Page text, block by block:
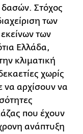
δασών. Στόχος
των
των
Ελλάδα,
κλιματική
χωρίς
να αρχίσουν να
που έχουν
ανάπτυξη